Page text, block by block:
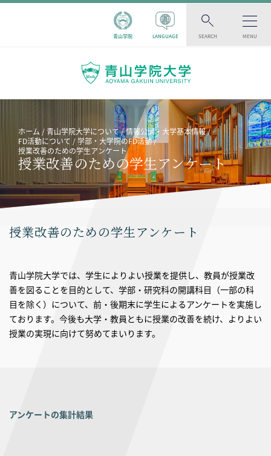
青山学院 LANGUAGE SEARCH MENU
ホーム 青山学院大学について
情報公開・大学基本情報
FD活動について
学部・大学院のFD活動
授業改善のための学生アンケート
授業改善のための学生アンケート
授業改善のための学生アンケート
青山学院大学では、学生によりよい授業を提供し、教員が授業改
善を図ることを目的として、学部・研究科の開講科目（一部の科
目を除く）について、前・後期末に学生によるアンケートを実施し
ております。今後も大学・教員ともに授業の改善を続け、よりよい
授業の実現に向けて努めてまいります。
アンケートの集計結果